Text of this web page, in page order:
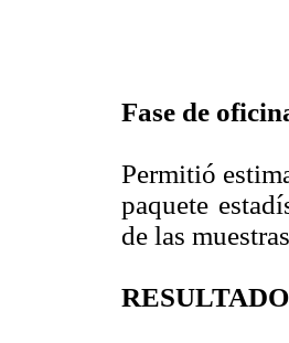
Fase de
Permitió
paquete
de las